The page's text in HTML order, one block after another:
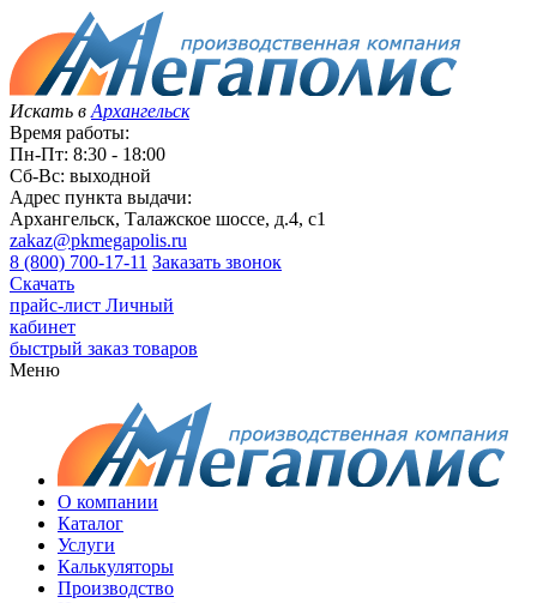
Искать в Архангельск
Время работы:
Пн-Пт: 8:30 - 18:00
Сб-Вс: выходной
Адрес пункта выдачи:
Архангельск, Талажское шоссе, д.4, с1
zakaz@pkmegapolis.ru
8 (800) 700-17-11 Заказать звонок
Скачать
прайс-лист Личный
кабинет
быстрый заказ товаров
Меню
О компании
Каталог
Услуги
Калькуляторы
Производство